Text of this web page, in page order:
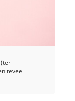
(ter
teveel